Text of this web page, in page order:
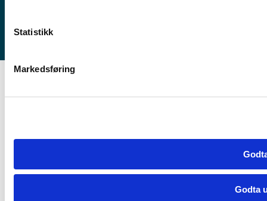
Statistikk
Markedsføring
Godta